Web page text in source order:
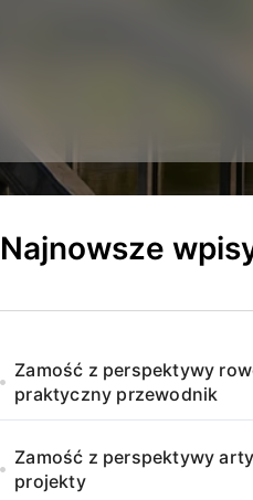
Najnowsze
Zamość z perspektywy
praktyczny przewodnik
Zamość z perspektywy
projekty